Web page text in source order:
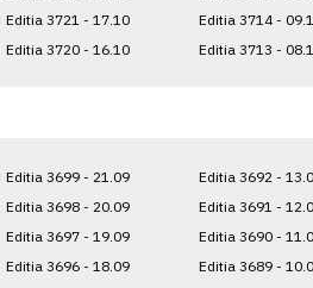
Editia 3721 - 17.10
Editia 3720 - 16.10
Editia 3714 -
Editia 3713 -
Editia 3699 - 21.09
Editia 3698 - 20.09
Editia 3697 - 19.09
Editia 3696 - 18.09
Editia 3692 -
Editia 3691 -
Editia 3690 -
Editia 3689 -